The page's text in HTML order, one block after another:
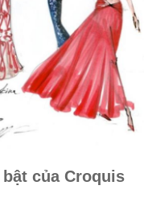
của Croquis